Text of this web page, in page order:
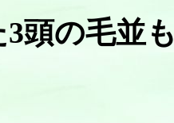
3頭の毛並